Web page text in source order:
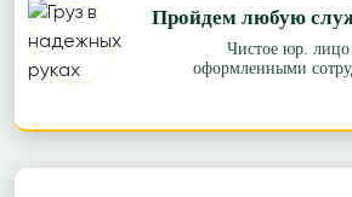
Пройдем любую
Чистое юр.
оформленными